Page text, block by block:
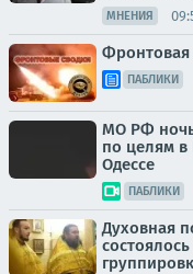
МНЕНИЯ
Фронтовая
ПАБЛИКИ
МО РФ
по целям в
Одессе
ПАБЛИКИ
Духовная